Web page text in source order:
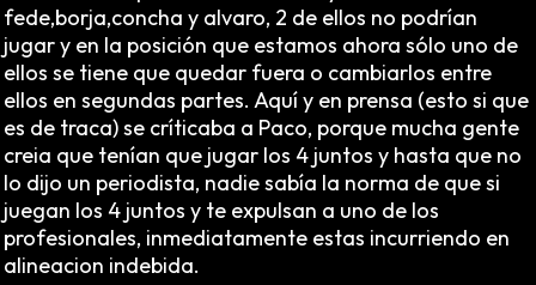
fede,borja,concha y alvaro, 2 de ellos no podrían
jugar y en la posición que estamos ahora sólo uno de
ellos se tiene que quedar fuera o cambiarlos entre
ellos en segundas partes. Aquí y en prensa (esto si que
es de traca) se críticaba a Paco, porque mucha gente
creia que tenían que jugar los 4 juntos y hasta que no
lo dijo un periodista, nadie sabía la norma de que si
juegan los 4 juntos y te expulsan a uno de los
profesionales, inmediatamente estas incurriendo en
alineacion indebida.